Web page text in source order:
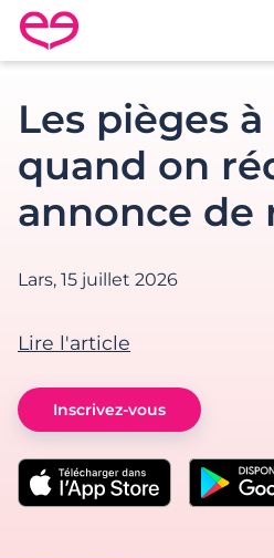
Rencontre en France avec
Les pièges
quand on
annonce de
Lars, 15 juillet 2026
Lire l'article
Inscrivez-vous